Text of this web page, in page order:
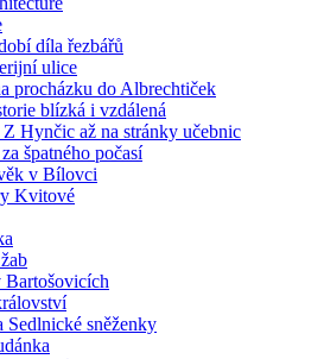
díla řezbářů
ulice
procházku do Albrechtiček
blízká i vzdálená
Hynčic až na stránky učebnic
špatného počasí
v Bílovci
Kvitové
Bartošovicích
Sedlnické sněženky